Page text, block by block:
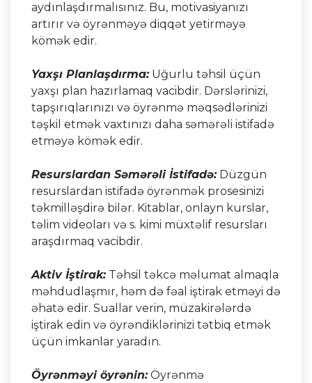
aydınlaşdırmalısınız. Bu, motivasiyanızı
artırır və öyrənməyə diqqət yetirməyə
kömək edir.
Yaxşı Planlaşdırma:Uğurlu təhsil üçün
yaxşı plan hazırlamaq vacibdir. Dərslərinizi,
tapşırıqlarınızı və öyrənmə məqsədlərinizi
təşkil etmək vaxtınızı daha səmərəli istifadə
etməyə kömək edir.
Resurslardan Səmərəli İstifadə:Düzgün
resurslardan istifadə öyrənmək prosesinizi
təkmilləşdirə bilər. Kitablar, onlayn kurslar,
təlim videoları və s. kimi müxtəlif resursları
araşdırmaq vacibdir.
Aktiv İştirak:Təhsil təkcə məlumat almaqla
məhdudlaşmır, həm də fəal iştirak etməyi də
əhatə edir. Suallar verin, müzakirələrdə
iştirak edin və öyrəndiklərinizi tətbiq etmək
üçün imkanlar yaradın.
Öyrənməyi öyrənin:Öyrənmə